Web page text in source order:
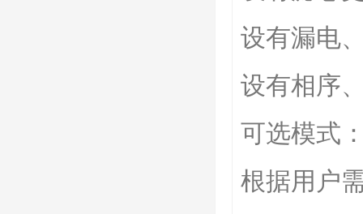
设有漏电
设有相序
可选模式
根据用户